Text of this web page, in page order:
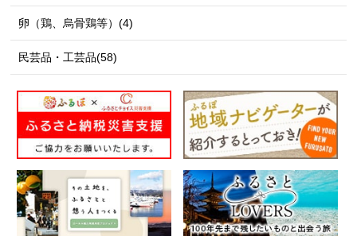
卵（鶏、烏骨鶏等）(4)
民芸品・工芸品(58)